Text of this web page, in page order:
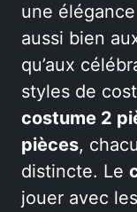
une
aussi bien
qu’aux
styles de
costume 2
pièces,
distincte. Le
jouer avec